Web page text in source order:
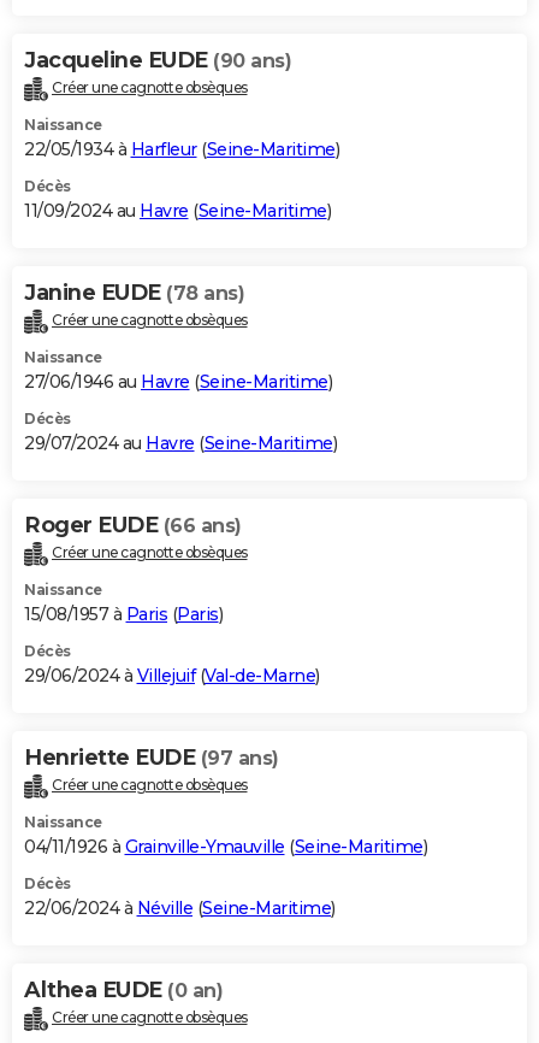
Jacqueline EUDE (90 ans)
Créer une cagnotte obsèques
Naissance
22/05/1934 à Harfleur(Seine-Maritime)
Décès
11/09/2024 au Havre (Seine-Maritime)
Janine EUDE (78 ans)
Créer une cagnotte obsèques
Naissance
27/06/1946 au Havre (Seine-Maritime)
Décès
29/07/2024 au Havre (Seine-Maritime)
Roger EUDE (66 ans)
Créer une cagnotte obsèques
Naissance
15/08/1957 à Paris (Paris)
Décès
29/06/2024 à Villejuif(Val-de-Marne)
Henriette EUDE (97 ans)
Créer une cagnotte obsèques
Naissance
04/11/1926 à Grainville-Ymauville (Seine-Maritime)
Décès
22/06/2024 à Néville (Seine-Maritime)
Althea EUDE (0 an)
Créer une cagnotte obsèques